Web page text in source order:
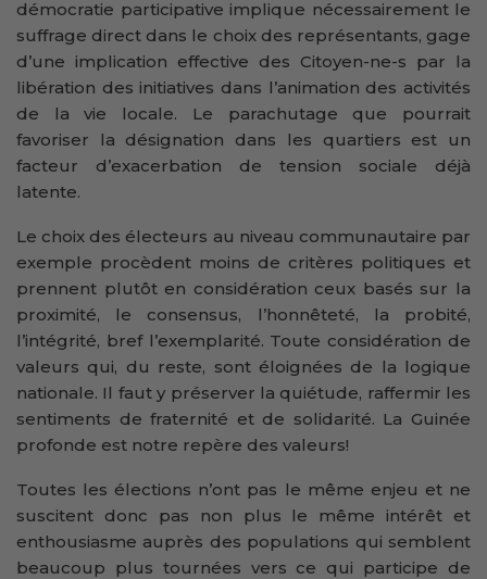
démocratie participative implique nécessairement le
suffrage direct dans le choix des représentants, gage
d’une implication effective des Citoyen-ne-s par la
libération des initiatives dans l’animation des activités
de la vie locale. Le parachutage que pourrait
favoriser la désignation dans les quartiers est un
facteur d’exacerbation de tension sociale déjà
latente.
Le choix des électeurs au niveau communautaire par
exemple procèdent moins de critères politiques et
prennent plutôt en considération ceux basés sur la
proximité, le consensus, l’honnêteté, la probité,
l’intégrité, bref l’exemplarité. Toute considération de
valeurs qui, du reste, sont éloignées de la logique
nationale. Il faut y préserver la quiétude, raffermir les
sentiments de fraternité et de solidarité. La Guinée
profonde est notre repère des valeurs!
Toutes les élections n’ont pas le même enjeu et ne
suscitent donc pas non plus le même intérêt et
enthousiasme auprès des populations qui semblent
beaucoup plus tournées vers ce qui participe de